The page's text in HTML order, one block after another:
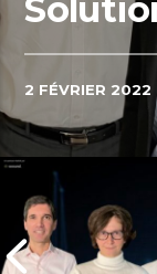
2 FÉVRIER 2022